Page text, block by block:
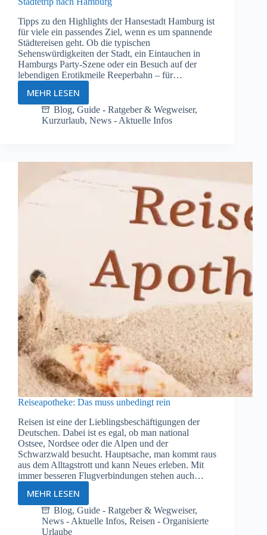
Tipps zu den Highlights der Hansestadt Hamburg ist
für viele ein passendes Ziel, wenn es um spannende
Städtereisen geht. Ob die typischen
Sehenswürdigkeiten der Stadt, ein Eintauchen in
Hamburgs Party-Szene oder ein Besuch auf der
lebendigen Erotikmeile Reeperbahn – für…
MEHR LESEN
Städtetrip
nach
Hamburg
Blog, Guide - Ratgeber & Wegweiser,
Kurzurlaub, News - Aktuelle Infos
Reiseapotheke: Das muss unbedingt rein
Reisen ist eine der Lieblingsbeschäftigungen der
Deutschen. Dabei ist es egal, ob man national
Ostsee, Nordsee oder die Alpen und der
Schwarzwald besucht. Hauptsache, man kommt raus
aus dem Alltagstrott und kann Neues erleben. Mit
immer besseren Flugverbindungen stehen auch…
MEHR LESENReiseapotheke:
Das
muss
Blog, Guide - Ratgeber & Wegweiser,
News - Aktuelle Infos, Reisen - Organisierte
Urlaube